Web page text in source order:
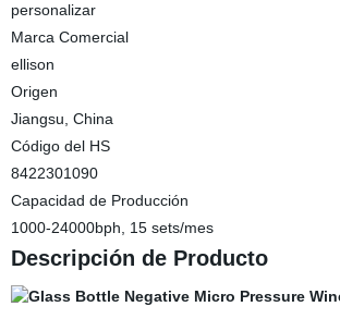
personalizar
Marca Comercial
ellison
Origen
Jiangsu, China
Código del HS
8422301090
Capacidad de Producción
1000-24000bph, 15 sets/mes
Descripción de Producto